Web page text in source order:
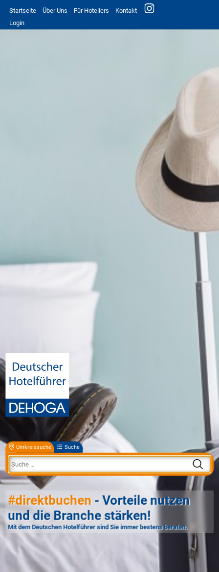
Startseite Über Uns Für Hoteliers
Kontakt
Login
Umkreissuche Suche
#direktbuchen - Vorteile nutzen
und die Branche stärken!
Mit dem Deutschen Hotelführer sind Sie immer bestens beraten.